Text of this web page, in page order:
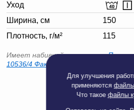
Для улучшения
применяются
Что такое файлы
Уход
Ширина, см
150
Плотность, г/м²
115
Имеет набивной компаньон -Поплин
10536/4 Фактура Точка Д, 150см